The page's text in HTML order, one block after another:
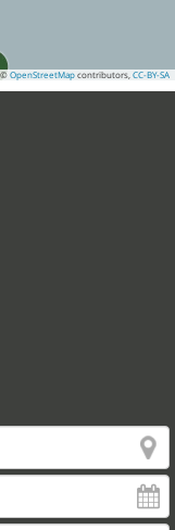
© OpenStreetMap contributors, CC-BY-SA